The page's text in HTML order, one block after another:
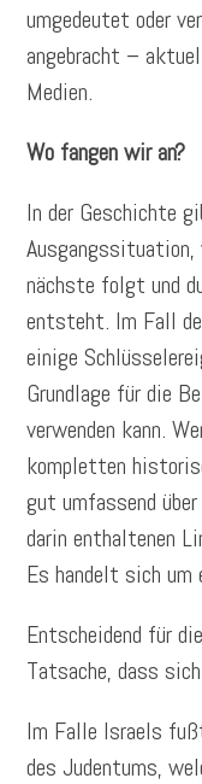
umgedeutet oder
angebracht –
Medien.
Wo fangen wir an?
In der Geschichte
nächste folgt und
entsteht. Im Fall
einige
Grundlage für die
verwenden kann.
kompletten
gut umfassend
darin enthaltenen
Es handelt sich um
Entscheidend für
Tatsache, dass
Im Falle Israels
des Judentums,